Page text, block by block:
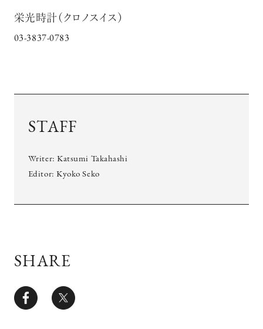
栄光時計（クロノスイス）
03-3837-0783
STAFF
Writer: Katsumi Takahashi
Editor: Kyoko Seko
SHARE